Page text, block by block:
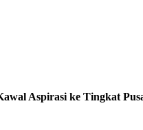
Aspirasi ke Tingkat